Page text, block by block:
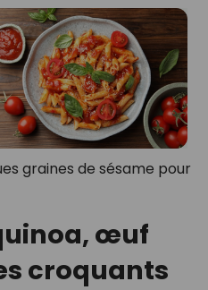
graines de sésame pour
œuf
croquants